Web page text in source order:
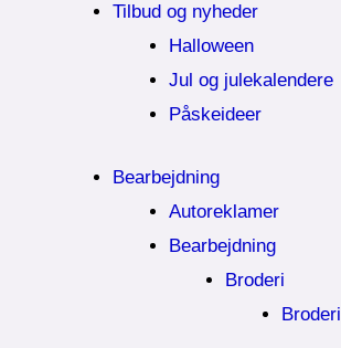
Tilbud og nyheder
Halloween
Jul og julekalendere
Påskeideer
Bearbejdning
Autoreklamer
Bearbejdning
Broderi
Broderi